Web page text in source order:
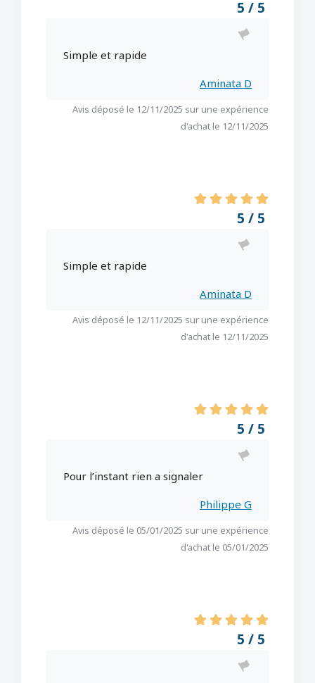
5 / 5
Simple et rapide
Aminata D
Avis déposé le 12/11/2025 sur une expérience
d'achat le 12/11/2025
5 / 5
Simple et rapide
Aminata D
Avis déposé le 12/11/2025 sur une expérience
d'achat le 12/11/2025
5 / 5
Pour l’instant rien a signaler
Philippe G
Avis déposé le 05/01/2025 sur une expérience
d'achat le 05/01/2025
5 / 5